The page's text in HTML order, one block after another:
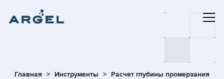
Главная Инструменты
Расчет глубины промерзания